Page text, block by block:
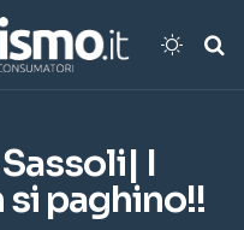
I
paghino!!